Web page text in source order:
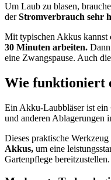
Um Laub zu blasen,
derStromverbrauch sehr
Mit typischen Akkus kannst
30 Minuten arbeiten.
eine Zwangspause. Auch
Wie funktioniert
Ein Akku-Laubbläser ist ein
und anderen Ablagerungen
Dieses praktische
Akkus, um eine
Gartenpflege bereitzustellen.